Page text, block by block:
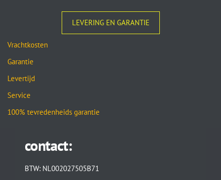
LEVERING EN GARANTIE
Vrachtkosten
Garantie
Levertijd
Service
100% tevredenheids garantie
contact:
BTW: NL002027505B71